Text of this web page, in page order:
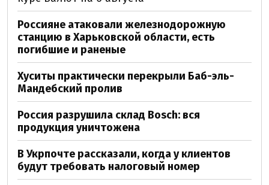
Россияне атаковали железнодорожную
станцию в Харьковской области, есть
погибшие и раненые
Хуситы практически перекрыли Баб-эль-
Мандебский пролив
Россия разрушила склад Bosch: вся
продукция уничтожена
В Укрпочте рассказали, когда у клиентов
будут требовать налоговый номер